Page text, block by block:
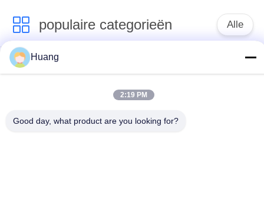
populaire categorieën Alle
Marine Turbocharger
Parts
Turbocompressor
IHI-
ONTMOETE
Huang
2:19 PM
Good day, what product are you looking for?